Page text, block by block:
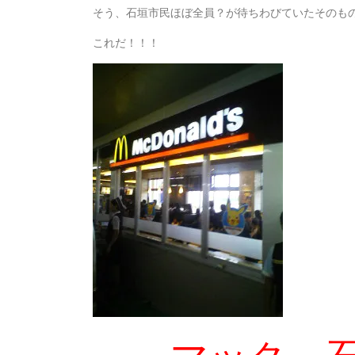
そう、石垣市民ほぼ全員？が待ちわびていたそのも
これだ！！！